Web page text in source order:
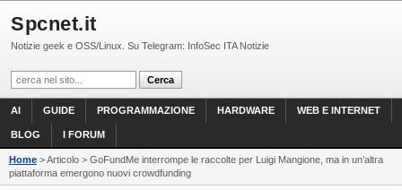
Spcnet.it
Notizie geek e OSS/Linux. Su Telegram: InfoSec ITA Notizie
AI GUIDE PROGRAMMAZIONE HARDWARE WEB E INTERNET
BLOG I FORUM
Home > Articolo > GoFundMe interrompe le raccolte per Luigi Mangione, ma in un’altra
piattaforma emergono nuovi crowdfunding